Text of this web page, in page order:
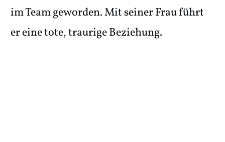
im Team geworden. Mit seiner Frau führt
er eine tote, traurige Beziehung.